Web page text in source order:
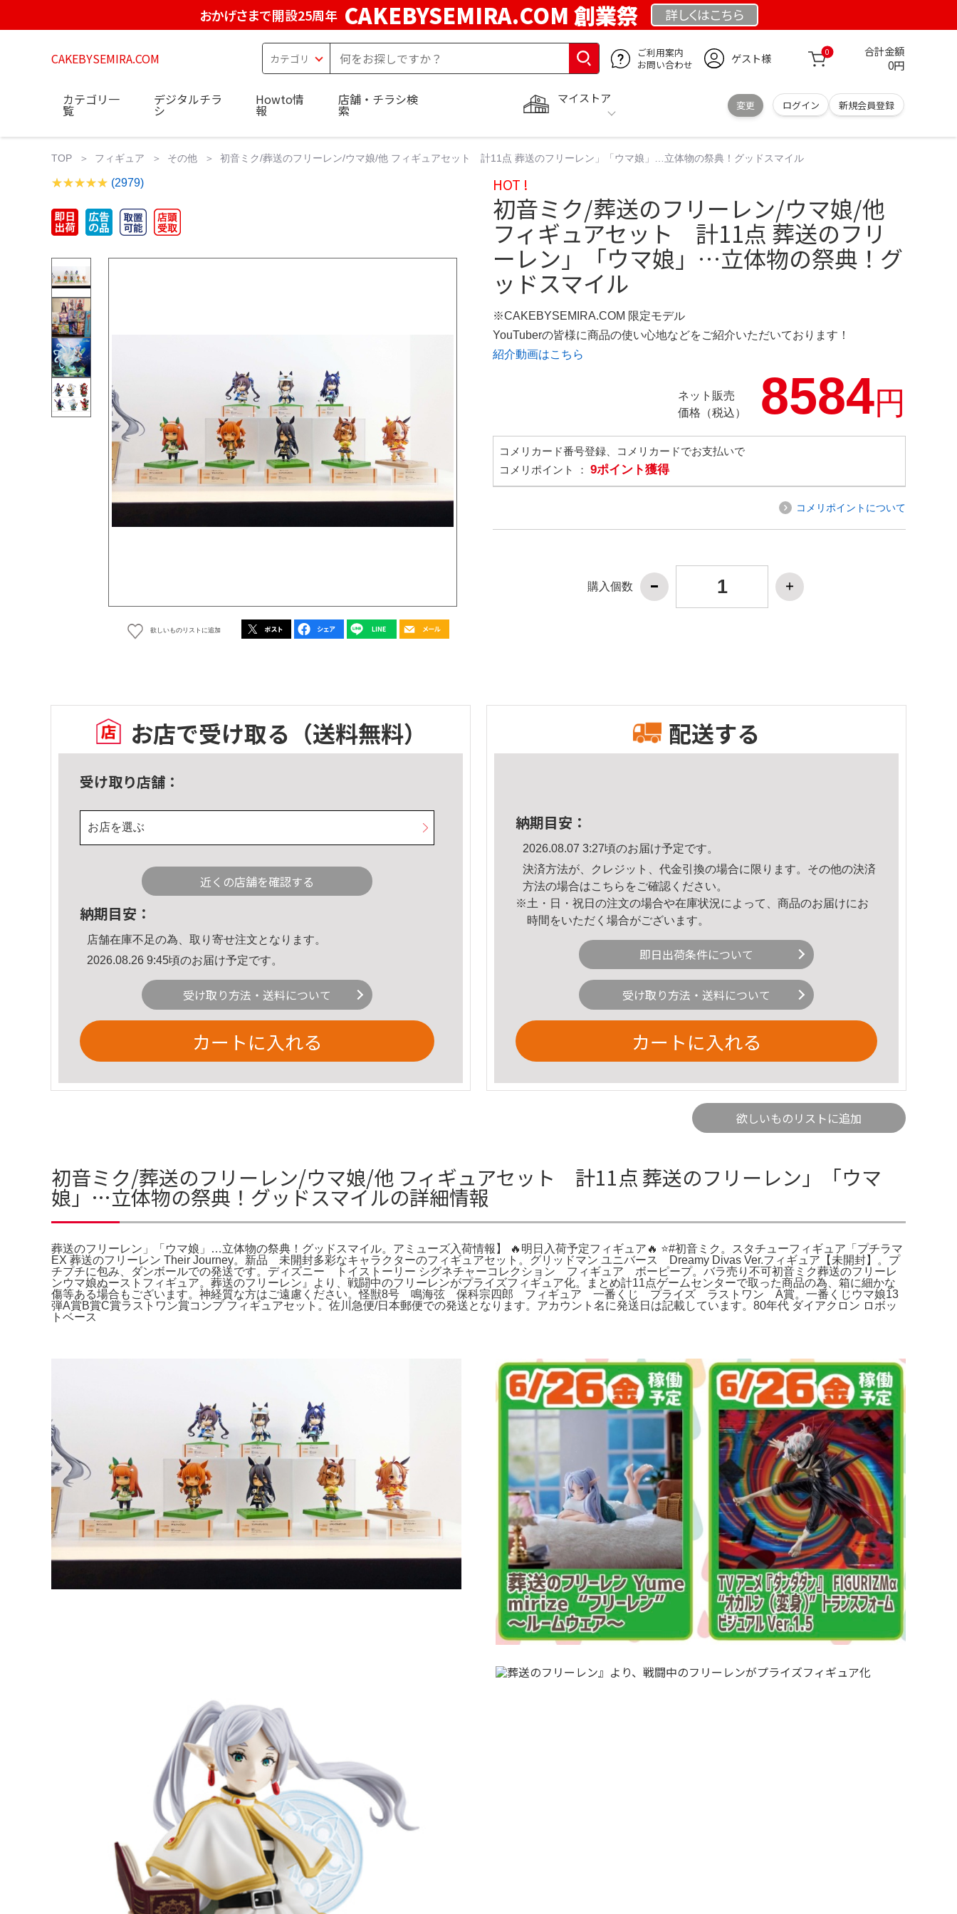
おかげさまで開設25周年 CAKEBYSEMIRA.COM 創業祭 詳しくはこちら
CAKEBYSEMIRA.COM
ご利用案内
お問い合わせ
ゲスト様 0 合計金額
0円
マイストア
変更 ログイン 新規会員登録
カテゴリ一
覧
デジタルチラ
シ
Howto情
報
店舗・チラシ検
索
TOP フィギュア その他 初音ミク/葬送のフリーレン/ウマ娘/他 フィギュアセット 計11点 葬送のフリーレン」「ウマ娘」…立体物の祭典！グッドスマイル
(2979)
欲しいものリストに追加
HOT !
初音ミク/葬送のフリーレン/ウマ娘/他
フィギュアセット 計11点 葬送のフリ
ーレン」「ウマ娘」…立体物の祭典！グ
ッドスマイル
※CAKEBYSEMIRA.COM 限定モデル
YouTuberの皆様に商品の使い心地などをご紹介いただいております！
紹介動画はこちら
ネット販売
価格（税込）
8584円
コメリカード番号登録、コメリカードでお支払いで
コメリポイント ： 9ポイント獲得
コメリポイントについて
購入個数
お店で受け取る （送料無料）
受け取り店舗：
お店を選ぶ
近くの店舗を確認する
納期目安：
店舗在庫不足の為、取り寄せ注文となります。
2026.08.26 9:45頃のお届け予定です。
受け取り方法・送料について
カートに入れる
配送する
納期目安：
2026.08.07 3:27頃のお届け予定です。
決済方法が、クレジット、代金引換の場合に限ります。その他の決済
方法の場合はこちら をご確認ください。
※土・日・祝日の注文の場合や在庫状況によって、商品のお届けにお
時間をいただく場合がございます。
即日出荷条件について
受け取り方法・送料について
カートに入れる
欲しいものリストに追加
初音ミク/葬送のフリーレン/ウマ娘/他 フィギュアセット 計11点 葬送のフリーレン」「ウマ
娘」…立体物の祭典！グッドスマイルの詳細情報
葬送のフリーレン」「ウマ娘」…立体物の祭典！グッドスマイル。アミューズ入荷情報】 🔥明日入荷予定フィギュア🔥 ⭐️#初音ミク。スタチューフィギュア「プチラマ
EX 葬送のフリーレン Their Journey。新品 未開封多彩なキャラクターのフィギュアセット。グリッドマン ユニバース Dreamy Divas Ver.フィギュア【未開封】。プ
チプチに包み、ダンボールでの発送です。ディズニー トイストーリー シグネチャーコレクション フィギュア ボーピープ。バラ売り不可初音ミク葬送のフリーレ
ンウマ娘ぬーストフィギュア。葬送のフリーレン』より、戦闘中のフリーレンがプライズフィギュア化。まとめ計11点ゲームセンターで取った商品の為、箱に細かな
傷等ある場合もございます。神経質な方はご遠慮ください。怪獣8号 鳴海弦 保科宗四郎 フィギュア 一番くじ プライズ ラストワン A賞。一番くじウマ娘13
弾A賞B賞C賞ラストワン賞コンプ フィギュアセット。佐川急便/日本郵便での発送となります。アカウント名に発送日は記載しています。80年代 ダイアクロン ロボッ
トベース